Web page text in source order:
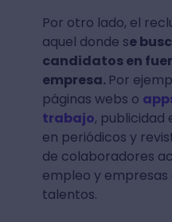
Por otro lado, el
aquel donde se
candidatos en
empresa. Por
páginas webs o
trabajo, publicidad
en periódicos y
de colaboradores
empleo y empresas
talentos.